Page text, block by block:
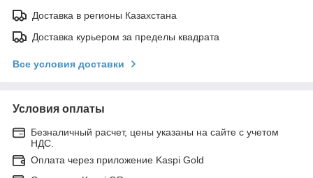
Доставка в регионы Казахстана
Доставка курьером за пределы квадрата
Все условия доставки
Условия оплаты
Безналичный расчет, цены указаны на сайте с учетом
НДС.
Оплата через приложение Kaspi Gold